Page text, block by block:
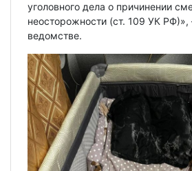
уголовного дела о причинении
неосторожности (ст. 109 УК
ведомстве.